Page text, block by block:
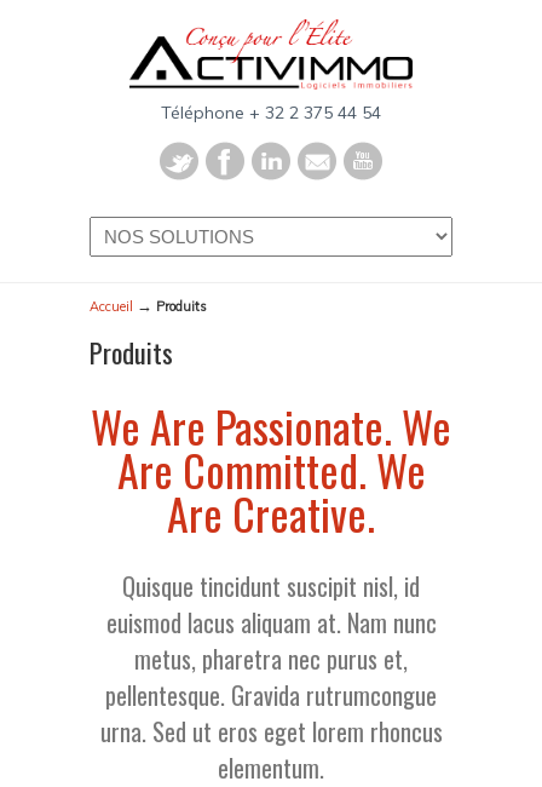
Téléphone + 32 2 375 44 54
Accueil → Produits
Produits
We Are Passionate. We
Are Committed. We
Are Creative.
Quisque tincidunt suscipit nisl, id
euismod lacus aliquam at. Nam nunc
metus, pharetra nec purus et,
pellentesque. Gravida rutrumcongue
urna. Sed ut eros eget lorem rhoncus
elementum.